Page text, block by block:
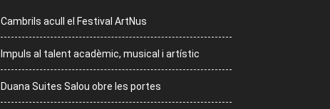
Cambrils acull el Festival ArtNus
Impuls al talent acadèmic, musical i artístic
Duana Suites Salou obre les portes